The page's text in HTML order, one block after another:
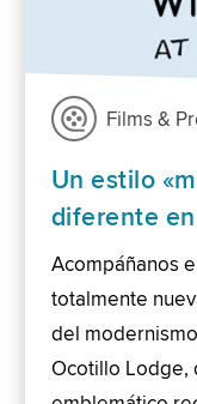
Films &
Un estilo
diferente
Acompáñanos
totalmente
del
Ocotillo Lodge,